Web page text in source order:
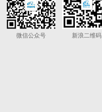
微信公众号 新浪二维码